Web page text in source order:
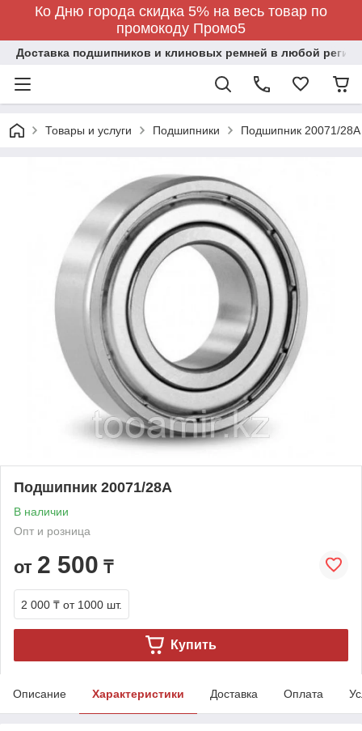
Ко Дню города скидка 5% на весь товар по
промокоду Промо5
Доставка подшипников и клиновых ремней в любой регион
Товары и услуги Подшипники Подшипник 20071/28A
Подшипник 20071/28A
В наличии
Опт и розница
от 2 500 ₸
2 000 ₸ от 1000 шт.
Купить
Описание Характеристики Доставка Оплата